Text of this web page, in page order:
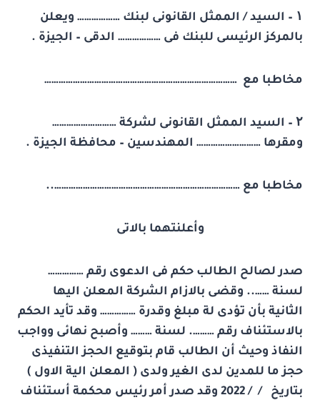
۱ –
السيد / الممثل القانونى لبنك ……………… ويعلن
بالمركز الرئيسى للبنك فى ……………… الدقى – الجيزة .
مخاطبا مع ………………………………………………………………………
۲ –
السيد الممثل القانونى لشركة ………………………
ومقرها ……………………… المهندسين – محافظة الجيزة .
مخاطبا مع ……………………………………………………………………..
وأعلنتهما بالاتى
صدر لصالح الطالب حكم فى الدعوى رقم ……………
لسنة …….. وقضى بالازام الشركة المعلن اليها
الثانية بأن تؤدى لة مبلغ وقدرة …………… وقد تأيد الحكم
بالاستئناف رقم ………. لسنة ……… وأصبح نهائى وواجب
النفاذ وحيث أن الطالب قام بتوقيع الحجز التنفيذى
حجز ما للمدين لدى الغير ولدى ( المعلن الية الاول )
بتاريخ / /2022 وقد صدر أمر رئيس محكمة أستئناف